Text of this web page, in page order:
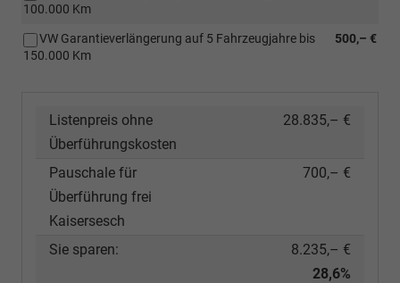
100.000 Km
500,– €
VW Garantieverlängerung auf 5 Fahrzeugjahre bis
150.000 Km
Listenpreis ohne
Überführungskosten
28.835,– €
Pauschale für
Überführung frei
Kaisersesch
700,– €
Sie sparen:
8.235,– €
28,6%